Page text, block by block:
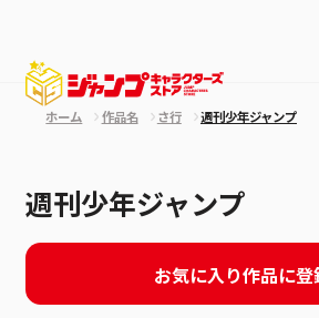
ホーム 作品名 さ行 週刊少年ジャンプ
週刊少年ジャンプ
お気に入り作品に登